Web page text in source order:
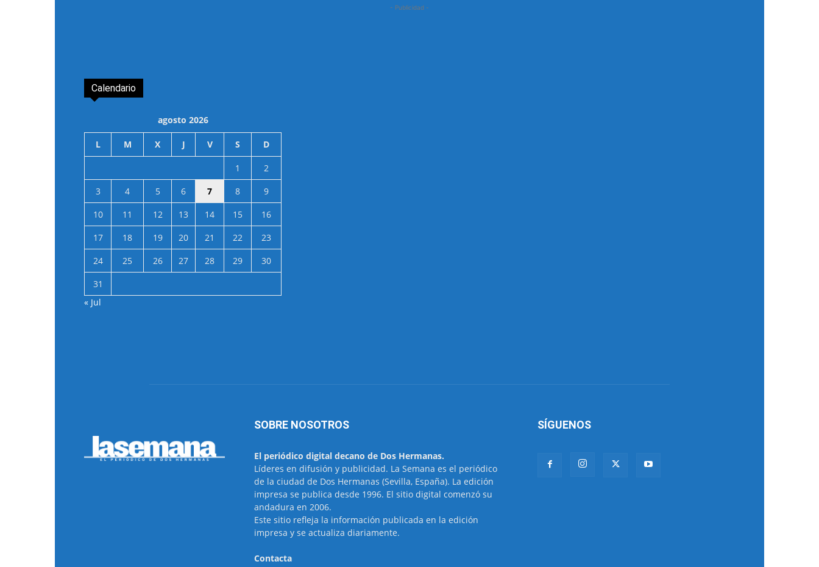
- Publicidad -
Calendario
agosto 2026
L M X J V S D
1
2
3
4 5 6 7 8
9
10
11 12 13 14 15
16
17
18 19 20 21 22
23
24
25 26 27 28 29
30
31
« Jul
SOBRE NOSOTROS
El periódico digital decano de Dos Hermanas.
Líderes en difusión y publicidad. La Semana es el periódico
de la ciudad de Dos Hermanas (Sevilla, España). La edición
impresa se publica desde 1996. El sitio digital comenzó su
andadura en 2006.
Este sitio refleja la información publicada en la edición
impresa y se actualiza diariamente.
Contacta
SÍGUENOS